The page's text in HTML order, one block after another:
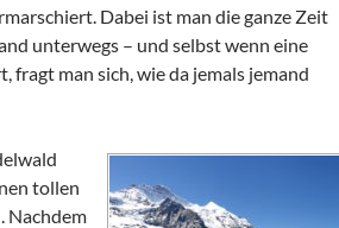
Dabei ist man die ganze Zeit
unterwegs – und selbst wenn eine
man sich, wie da jemals jemand
tollen
Nachdem